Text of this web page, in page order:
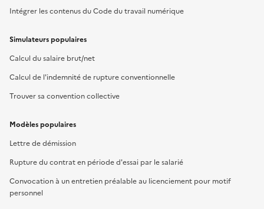
Intégrer les contenus du Code du travail numérique
Simulateurs populaires
Calcul du salaire brut/net
Calcul de l'indemnité de rupture conventionnelle
Trouver sa convention collective
Modèles populaires
Lettre de démission
Rupture du contrat en période d'essai par le salarié
Convocation à un entretien préalable au licenciement pour motif
personnel